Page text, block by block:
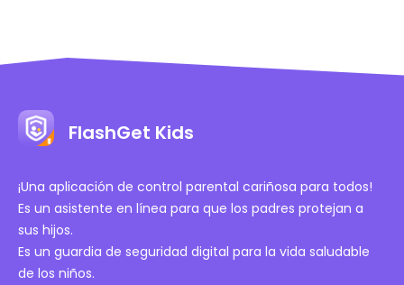
FlashGet Kids
¡Una aplicación de control parental cariñosa para todos!
Es un asistente en línea para que los padres protejan a
sus hijos.
Es un guardia de seguridad digital para la vida saludable
de los niños.